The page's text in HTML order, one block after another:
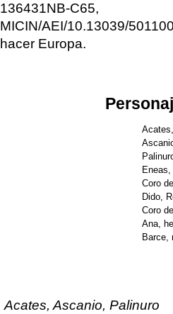
136431NB-
MICIN/AEI/10.13039/
hacer Europa.
Coro
Dido,
Coro
Ana,
Barce,
Acates, Ascanio, Palinuro